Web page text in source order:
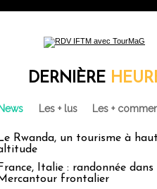
librairie du
DERNIÈRE
News Les + lus Les +
Le Rwanda, un tourisme à
France, Italie : randonnée dans
Mercantour frontalier